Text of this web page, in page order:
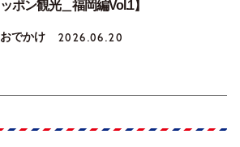
ッポン観光＿福岡編Vol.1】
おでかけ 2026.06.20